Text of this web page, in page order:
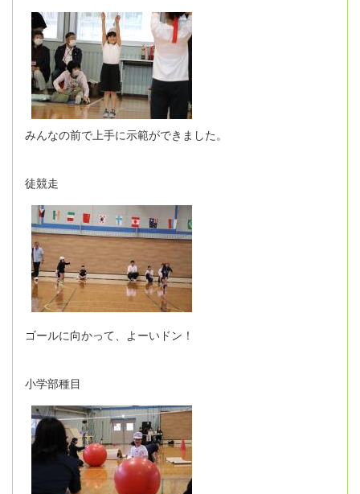
みんなの前で上手に示範ができました。
徒競走
ゴールに向かって、よーいドン！
小学部種目